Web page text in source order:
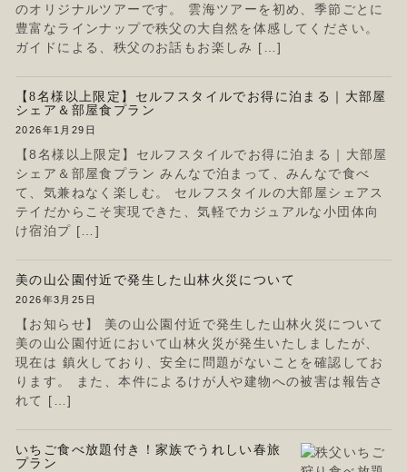
のオリジナルツアーです。 雲海ツアーを初め、季節ごとに
豊富なラインナップで秩父の大自然を体感してください。
ガイドによる、秩父のお話もお楽しみ […]
【8名様以上限定】セルフスタイルでお得に泊まる｜大部屋
シェア＆部屋食プラン
2026年1月29日
【8名様以上限定】セルフスタイルでお得に泊まる｜大部屋
シェア＆部屋食プラン みんなで泊まって、みんなで食べ
て、気兼ねなく楽しむ。 セルフスタイルの大部屋シェアス
テイだからこそ実現できた、気軽でカジュアルな小団体向
け宿泊プ […]
美の山公園付近で発生した山林火災について
2026年3月25日
【お知らせ】 美の山公園付近で発生した山林火災について
美の山公園付近において山林火災が発生いたしましたが、
現在は 鎮火しており、安全に問題がないことを確認してお
ります。 また、本件によるけが人や建物への被害は報告さ
れて […]
いちご食べ放題付き！家族でうれしい春旅
プラン